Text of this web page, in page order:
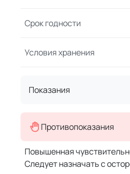
Срок годности
Условия хранения
Показания
Противопоказания
Повышенная
Следует назначать с